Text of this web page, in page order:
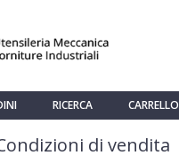
RICERCA CARRELLO
di vendita